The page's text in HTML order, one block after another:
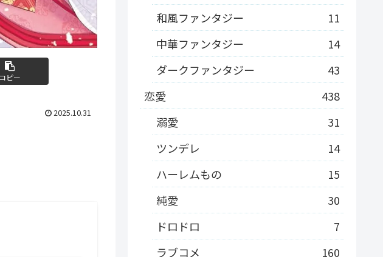
コピー
2025.10.31
和風ファンタジー
11
中華ファンタジー
14
ダークファンタジー
43
恋愛
438
溺愛
31
ツンデレ
14
ハーレムもの
15
純愛
30
ドロドロ
7
ラブコメ
160